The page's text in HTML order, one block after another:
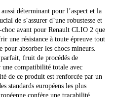
déterminant pour l’aspect et la
de s’assurer d’une robustesse et
avant pour Renault CLIO 2 que
une résistance à toute épreuve tout
pour absorber les chocs mineurs.
fruit de procédés de
compatibilité totale avec
de ce produit est renforcée par un
standards européens les plus
confère une traçabilité